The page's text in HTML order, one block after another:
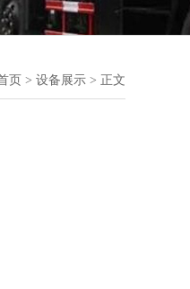
页 > 设备展示 > 正文